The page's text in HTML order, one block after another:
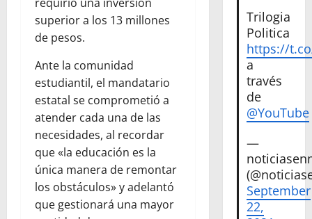
superior a los 13 millones
de pesos.
Ante la comunidad
estudiantil, el mandatario
estatal se comprometió a
atender cada una de las
necesidades, al recordar
que «la educación es la
única manera de remontar
los obstáculos» y adelantó
que gestionará una mayor
Trilogia
Politica
https://
a
través
de
@YouTube
—
September
22,